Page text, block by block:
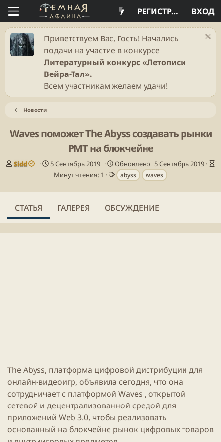
ВХОД
РЕГИСТРАЦИЯ
Приветствуем Вас, Гость! Начались
подачи на участие в конкурсе
Литературный конкурс «Летописи
Вейра-Тал».
Всем участникам желаем удачи!
Новости
Waves поможет The Abyss создавать рынки
РМТ на блокчейне
А
о
Sidd
Д
а
б
5 Сентябрь 2019 Обновлено 5 Сентябрь 2019
В
м
Минут чтения: 1
Т
е
г
abyss waves
СТАТЬЯ ГАЛЕРЕЯ ОБСУЖДЕНИЕ
TheAbyss, платформа цифровой дистрибуции для
онлайн-видеоигр, объявила сегодня, что она
сотрудничает с платформой Waves , открытой
сетевой и децентрализованной средой для
приложений Web 3.0, чтобы реализовать
основанный на блокчейне рынок цифровых товаров